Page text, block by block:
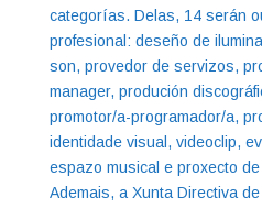
categorías. Delas, 14 serán
profesional: deseño de
son, provedor de servizos,
manager, produción
promotor/a-programador/a,
identidade visual, videoclip,
espazo musical e proxecto
Ademais, a Xunta Directiva